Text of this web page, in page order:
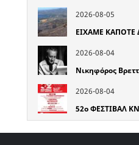
2026-08-05
ΕΙΧΑΜΕ ΚΑΠΟΤΕ
2026-08-04
Νικηφόρος
2026-08-04
52o ΦΕΣΤΙΒΑΛ